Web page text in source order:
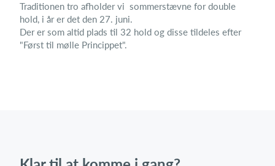
Traditionen tro afholder vi sommerstævne for double
hold, i år er det den 27. juni.
Der er som altid plads til 32 hold og disse tildeles efter
"Først til mølle Princippet".